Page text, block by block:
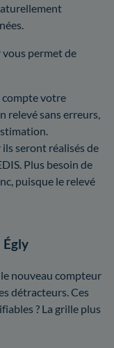
vous permet de
compte votre
relevé sans erreurs,
ils seront réalisés de
Plus besoin de
puisque le relevé
nouveau compteur
détracteurs. Ces
? La grille plus